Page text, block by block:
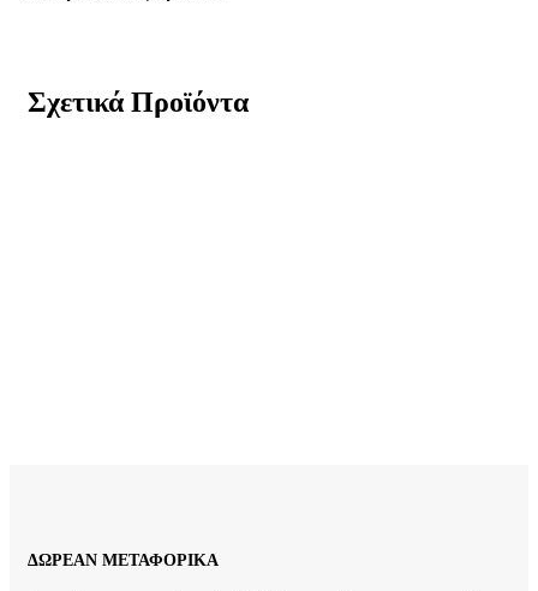
Σχετικά Προϊόντα
ΔΩΡΕΑΝ ΜΕΤΑΦΟΡΙΚΑ